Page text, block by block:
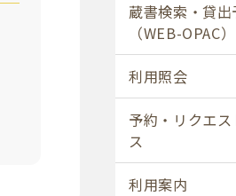
蔵書検索・貸出
（WEB-OPAC）
利用照会
予約・リクエス
ス
利用案内